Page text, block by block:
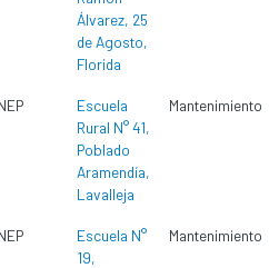
Álvarez, 25
de Agosto,
Florida
Escuela
Rural N° 41,
Poblado
Aramendía,
Lavalleja
Mantenimiento
Escuela N°
19,
Mantenimiento